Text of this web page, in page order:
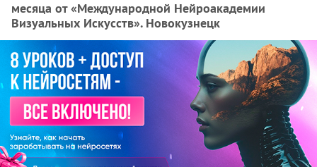
месяца от «Международной Нейроакадемии
Визуальных Искусств». Новокузнецк